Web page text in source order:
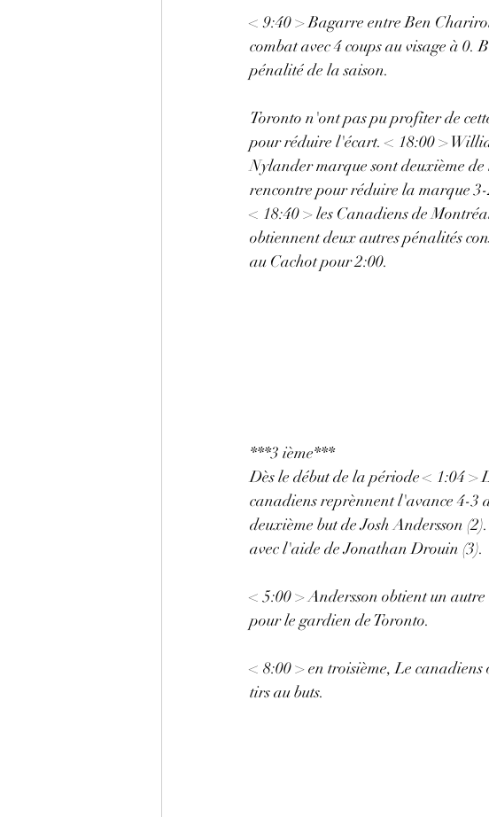
< 9:40 > Bagarre entre Ben
combat avec 4 coups au visage à
pénalité de la saison.
Toronto n'ont pas pu profiter de
pour réduire l'écart. < 18:00 >
Nylander marque sont deuxième de
rencontre pour réduire la marque
< 18:40 > les Canadiens de
obtiennent deux autres pénalités
au Cachot pour 2:00.
***3 ième***
Dès le début de la période < 1:04 >
canadiens reprènnent l'avance 4-3
deuxième but de Josh Andersson (2).
avec l'aide de Jonathan Drouin (3).
< 5:00 > Andersson obtient un
pour le gardien de Toronto.
< 8:00 > en troisième, Le canadiens
tirs au buts.